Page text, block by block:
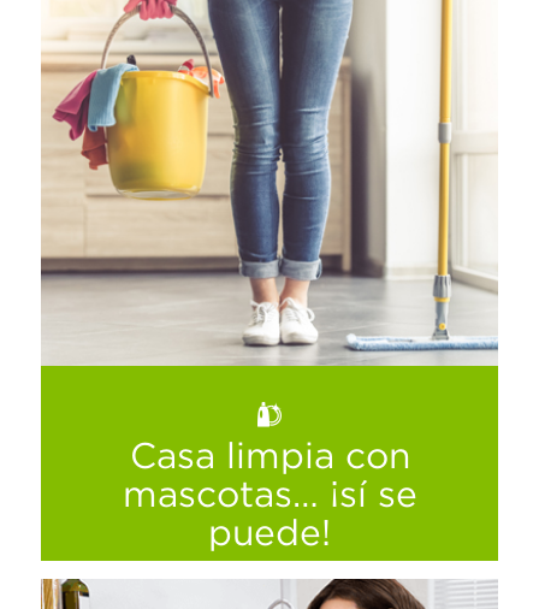
La presencia de malos olores en tu
refrigerador indica la existencia de
bacterias y posibles causas de
enfermedades, por ello sigue estos
Ver más
Casa limpia con
mascotas… ¡sí se
puede!